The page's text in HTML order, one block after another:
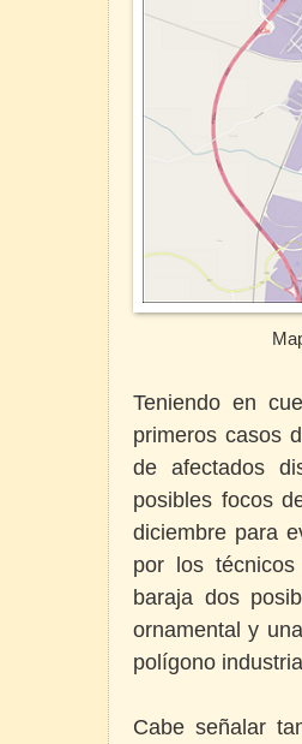
Teniendo en
primeros casos
de afectados
posibles focos
diciembre para
por los
baraja dos
ornamental y
polígono
Cabe señalar